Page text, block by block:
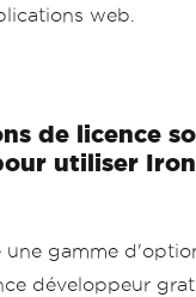
web.
de licence
utiliser
une gamme
développeur